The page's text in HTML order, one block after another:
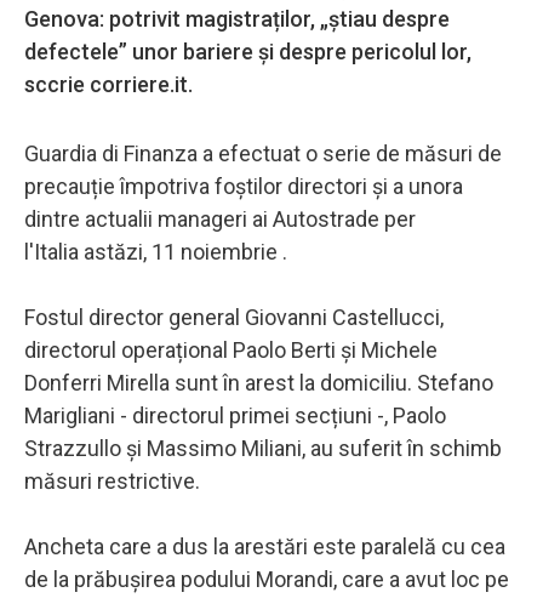
Genova: potrivit magistraților, „știau despre
defectele” unor bariere și despre pericolul lor,
sccrie corriere.it.
Guardia di Finanza a efectuat o serie de măsuri de
precauție împotriva foștilor directori și a unora
dintre actualii manageri ai Autostrade per
l'Italia astăzi, 11 noiembrie .
Fostul director general Giovanni Castellucci,
directorul operațional Paolo Berti și Michele
Donferri Mirella sunt în arest la domiciliu. Stefano
Marigliani - directorul primei secțiuni -, Paolo
Strazzullo și Massimo Miliani, au suferit în schimb
măsuri restrictive.
Ancheta care a dus la arestări este paralelă cu cea
de la prăbușirea podului Morandi, care a avut loc pe